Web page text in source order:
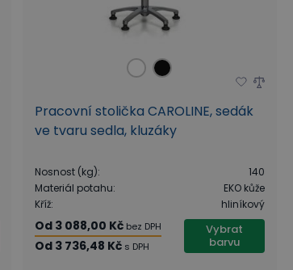
Pracovní stolička CAROLINE, sedák
ve tvaru sedla, kluzáky
Nosnost (kg):
140
Materiál potahu:
EKO kůže
Kříž: hliníkový
Od 3 088,00 Kč bez DPH
Od 3 736,48 Kč s DPH
Vybrat
barvu